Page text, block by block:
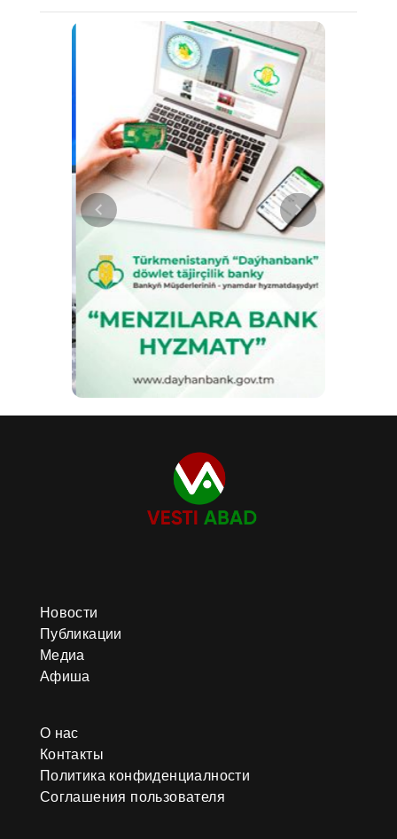
Новости
Публикации
Медиа
Афиша
О нас
Контакты
Политика конфиденциалности
Соглашения пользователя